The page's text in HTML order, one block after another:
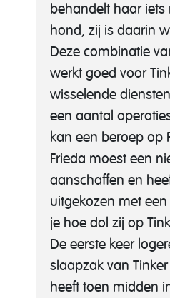
behandelt haar iets
hond, zij is daarin
Deze combinatie
werkt goed voor
wisselende
een aantal
kan een beroep op
Frieda moest een
aanschaffen en
uitgekozen met
je hoe dol zij op
De eerste keer
slaapzak van
heeft toen midden